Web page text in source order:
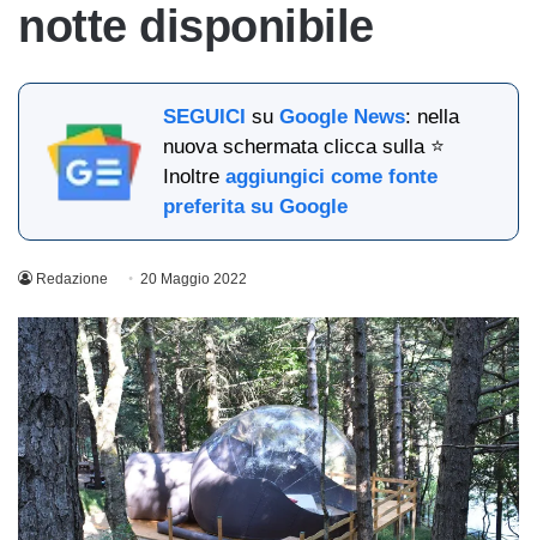
notte disponibile
SEGUICI suGoogle News: nella
nuova schermata clicca sulla ⭐
Inoltreaggiungici come fonte
preferita su Google
Redazione 20 Maggio 2022